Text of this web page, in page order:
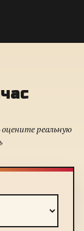
реальную